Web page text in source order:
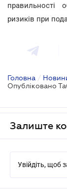
правильності
ризиків при
Головна /
Залиште
Увійдіть, щоб